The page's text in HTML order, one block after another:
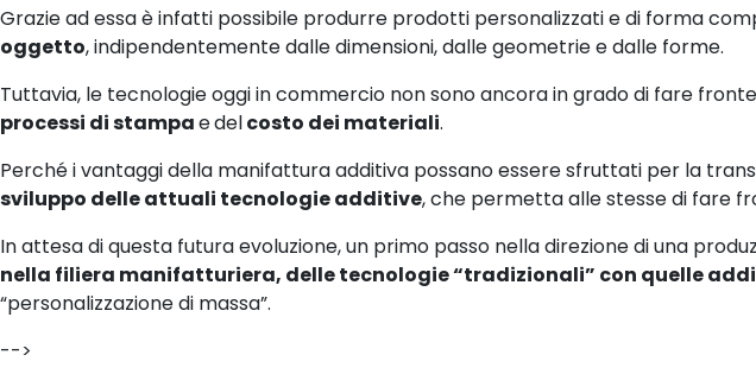
Grazie ad essa è infatti possibile produrre prodotti personalizzati e di forma
oggetto, indipendentemente dalle dimensioni, dalle geometrie e dalle forme.
Tuttavia, le tecnologie oggi in commercio non sono ancora in grado di fare
processi di stampaedelcosto dei materiali.
Perché i vantaggi della manifattura additiva possano essere sfruttati per la
sviluppo delle attuali tecnologie additive, che permetta alle stesse di fare
In attesa di questa futura evoluzione, un primo passo nella direzione di una
nella filiera manifatturiera, delle tecnologie “tradizionali” con quelle
“personalizzazione di massa”.
-->